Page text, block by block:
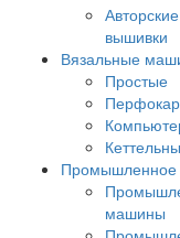
вышивки
Вязальные
Простые
Промышленное
машины